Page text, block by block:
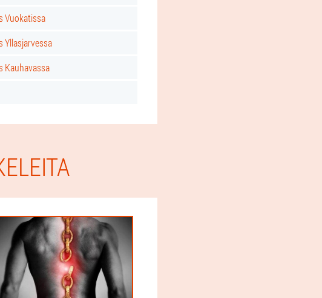
Vuokatissa
Yllasjarvessa
Kauhavassa